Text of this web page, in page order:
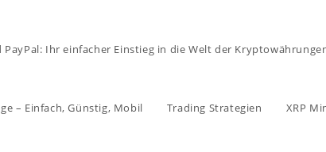
PayPal: Ihr einfacher Einstieg in die Welt der
– Einfach, Günstig, Mobil Trading Strategien XRP